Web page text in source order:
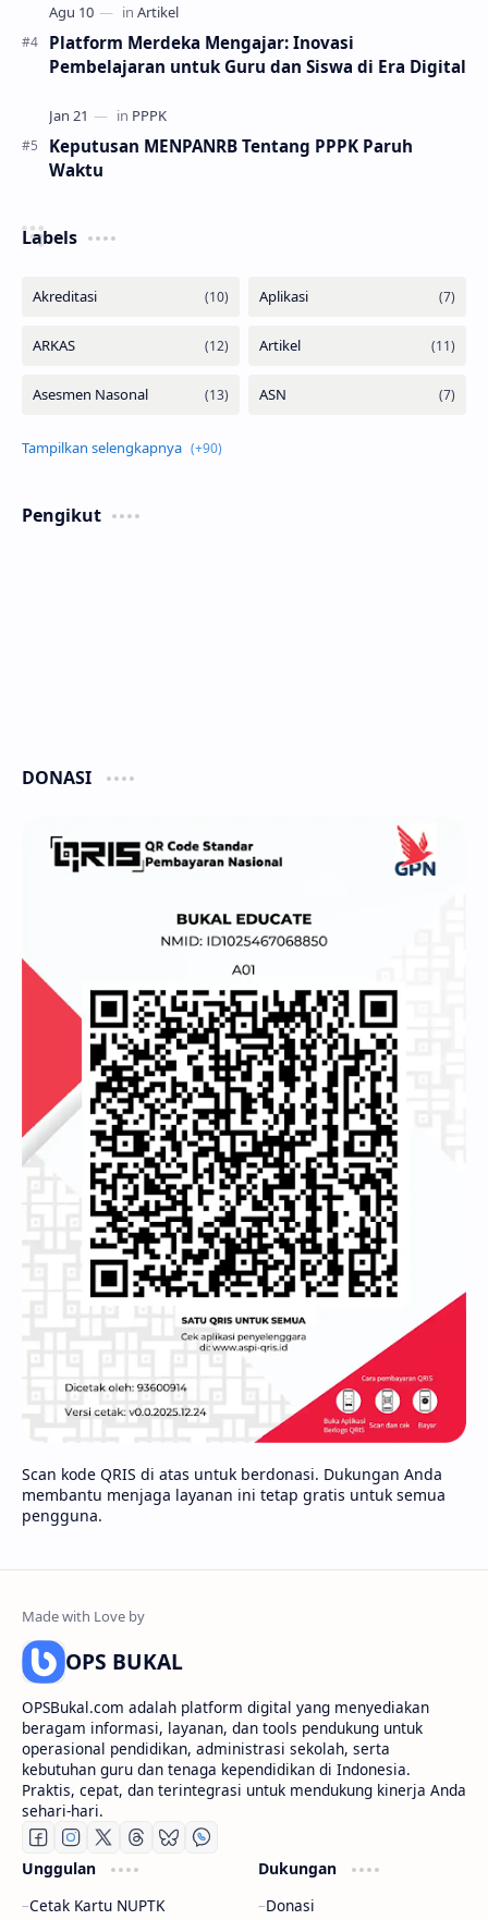
Platform Merdeka Mengajar: Inovasi
Pembelajaran untuk Guru dan Siswa di Era Digital
Keputusan MENPANRB Tentang PPPK Paruh
Waktu
Labels
Pengikut
DONASI
Scan kode QRIS di atas untuk berdonasi. Dukungan Anda
membantu menjaga layanan ini tetap gratis untuk semua
pengguna.
OPS BUKAL
OPSBukal.com adalah platform digital yang menyediakan
beragam informasi, layanan, dan tools pendukung untuk
operasional pendidikan, administrasi sekolah, serta
kebutuhan guru dan tenaga kependidikan di Indonesia.
Praktis, cepat, dan terintegrasi untuk mendukung kinerja Anda
sehari-hari.
Unggulan
Cetak Kartu NUPTK
Dukungan
Donasi